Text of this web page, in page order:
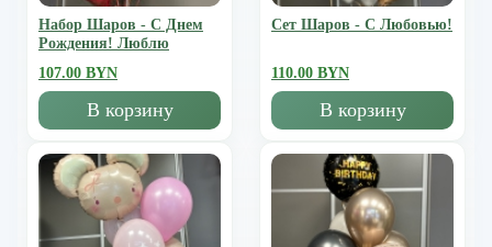
Набор Шаров - С Днем
Рождения! Люблю
107.00 BYN
В корзину
Сет Шаров - С Любовью!
110.00 BYN
В корзину